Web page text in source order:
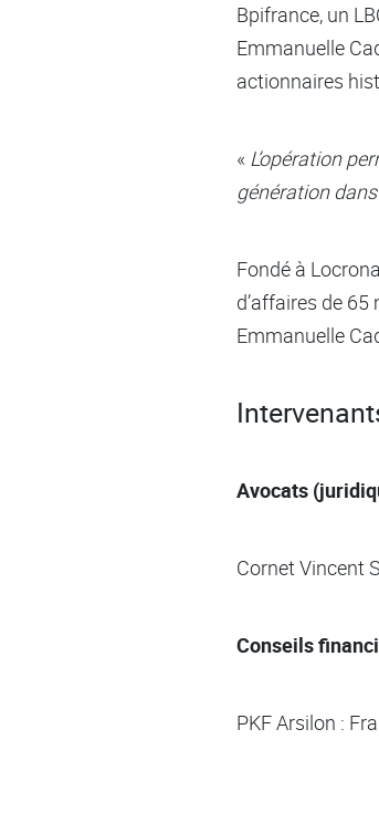
Bpifrance, un
Emmanuelle
actionnaires
« L’opération
génération
Fondé à
d’affaires de
Emmanuelle
Avocats
Cornet Vincent
Conseils
PKF Arsilon :